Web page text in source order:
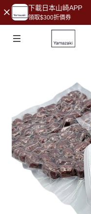
下載日本山崎APP
領取$300折價券